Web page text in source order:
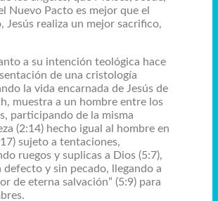
Nuevo Pacto es mejor que el
Jesús realiza un mejor sacrifico,
a su intención teológica hace
de una cristología
la vida encarnada de Jesús de
muestra a un hombre entre los
participando de la misma
(2:14) hecho igual al hombre en
sujeto a tentaciones,
ruegos y suplicas a Dios (5:7),
defecto y sin pecado, llegando a
de eterna salvación” (5:9) para